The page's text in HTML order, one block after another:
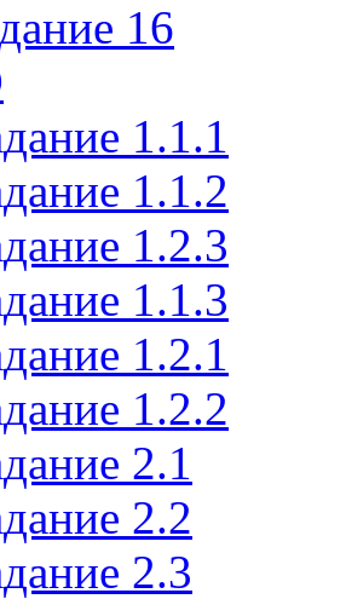
16
1.1.1
1.1.2
1.2.3
1.1.3
1.2.1
1.2.2
2.1
2.2
2.3